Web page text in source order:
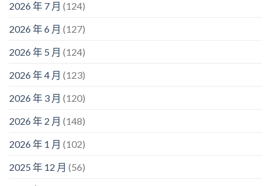
2026 年 7 月 (124)
2026 年 6 月 (127)
2026 年 5 月 (124)
2026 年 4 月 (123)
2026 年 3 月 (120)
2026 年 2 月 (148)
2026 年 1 月 (102)
2025 年 12 月 (56)